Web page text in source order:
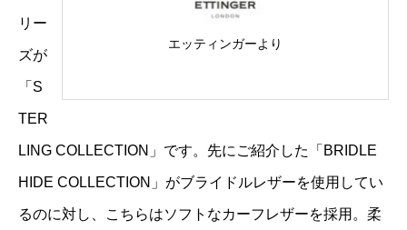
エッティンガーより
リー
ズが
「S
TER
LING COLLECTION」です。先にご紹介した「BRIDLE
HIDE COLLECTION」がブライドルレザーを使用してい
るのに対し、こちらはソフトなカーフレザーを採用。柔